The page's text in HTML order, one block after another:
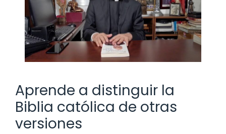
Aprende a distinguir la
Biblia católica de otras
versiones